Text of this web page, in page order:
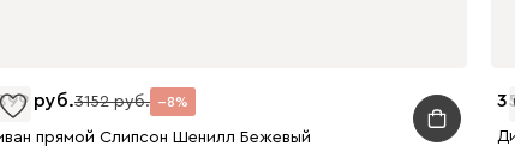
3152 8
прямой Слипсон Шенилл Бежевый